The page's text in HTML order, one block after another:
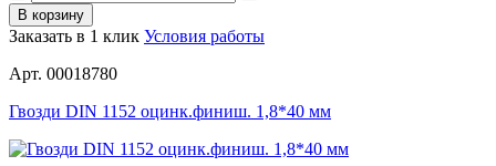
В корзину
Заказать в 1 клик Условия работы
Арт. 00018780
Гвозди DIN 1152 оцинк.финиш. 1,8*40 мм